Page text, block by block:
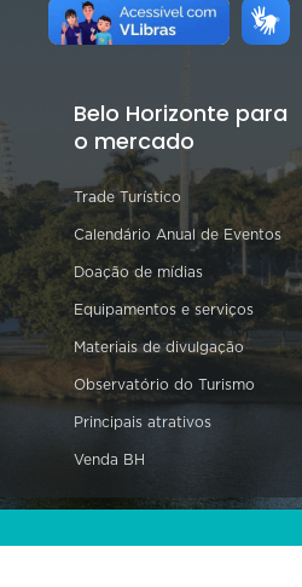
Belo Horizonte para
o mercado
Trade Turístico
Calendário Anual de Eventos
Doação de mídias
Equipamentos e serviços
Materiais de divulgação
Observatório do Turismo
Principais atrativos
Venda BH